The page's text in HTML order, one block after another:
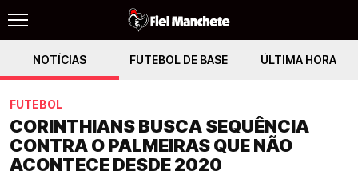
NOTÍCIAS FUTEBOL DE BASE ÚLTIMA HORA
FUTEBOL
CORINTHIANS BUSCA SEQUÊNCIA
CONTRA O PALMEIRAS QUE NÃO
ACONTECE DESDE 2020